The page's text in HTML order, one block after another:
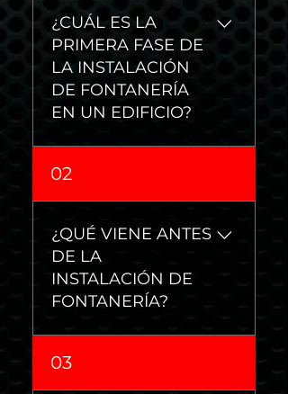
¿CUÁL ES LA
PRIMERA FASE DE
LA INSTALACIÓN
DE FONTANERÍA
EN UN EDIFICIO?
La plomería básica y
subterránea son las
primeras etapas de la
construcción de un
edificio. La plomería
básica incluye la
subterránea, la
ventilación, el sistema de
drenaje y el gas.
02
¿QUÉ VIENE ANTES
DE LA
INSTALACIÓN DE
FONTANERÍA?
Rapid Plumbing inicia el
proceso visitando el sitio
03